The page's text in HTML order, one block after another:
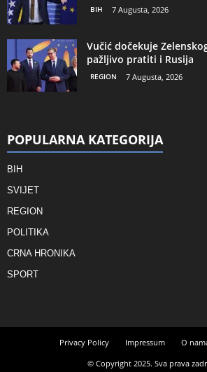
BIH 7 Augusta, 2026
Vučić dočekuje
pažljivo pratiti i Rusija
REGION 7 Augusta, 2026
POPULARNA KATEGORIJA
BIH
SVIJET
REGION
POLITIKA
CRNA HRONIKA
SPORT
Privacy Policy Impressum O
© Copyright 2025. Sva prava